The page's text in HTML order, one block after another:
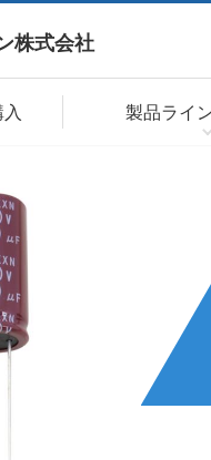
株式会社
製品ライ